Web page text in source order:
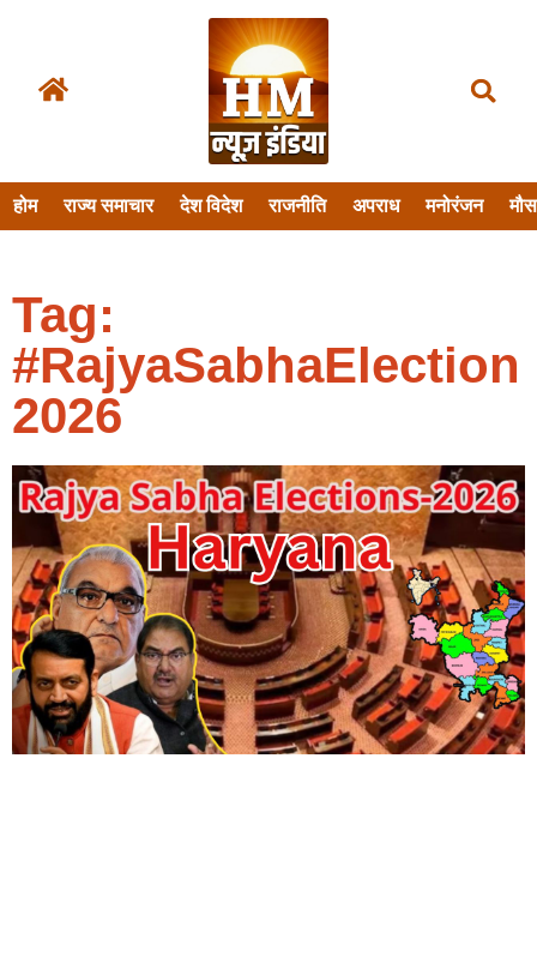
होम राज्य समाचार देश विदेश राजनीति अपराध मनोरंजन
Tag:
#RajyaSabhaElection
2026